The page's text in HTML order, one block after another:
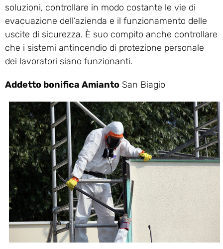
soluzioni, controllare in modo costante le vie di
evacuazione dell’azienda e il funzionamento delle
uscite di sicurezza. È suo compito anche controllare
che i sistemi antincendio di protezione personale
dei lavoratori siano funzionanti.
Addetto bonifica Amianto San Biagio